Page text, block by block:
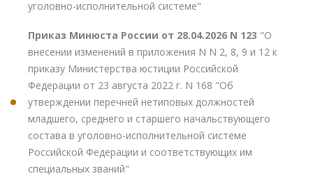
уголовно-исполнительной системе"
Приказ Минюста России от 28.04.2026 N 123 "О
внесении изменений в приложения N N 2, 8, 9 и 12 к
приказу Министерства юстиции Российской
Федерации от 23 августа 2022 г. N 168 "Об
утверждении перечней нетиповых должностей
младшего, среднего и старшего начальствующего
состава в уголовно-исполнительной системе
Российской Федерации и соответствующих им
специальных званий"